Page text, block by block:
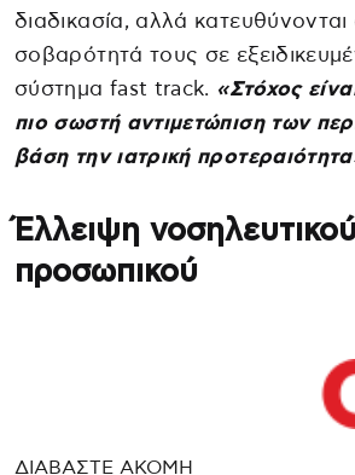
διαδικασία, αλλά
σοβαρότητά τους σε
σύστημα fast track. «Στόχος
πιο σωστή αντιμετώπιση των
βάση την ιατρική
Έλλειψη νοσηλευτικού
προσωπικού
ΔΙΑΒΑΣΤΕ ΑΚΟΜΗ